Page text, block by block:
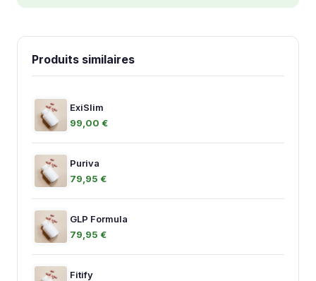
Produits similaires
ExiSlim
99,00 €
Puriva
79,95 €
GLP Formula
79,95 €
Fitify